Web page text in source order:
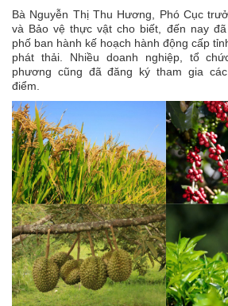
Bà Nguyễn Thị Thu Hương, Phó Cục
và Bảo vệ thực vật cho biết, đến nay
phố ban hành kế hoạch hành động cấp
phát thải. Nhiều doanh nghiệp, tổ
phương cũng đã đăng ký tham gia
điểm.